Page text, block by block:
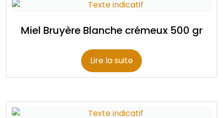
Miel Bruyère Blanche crémeux 500 gr
Lire la suite